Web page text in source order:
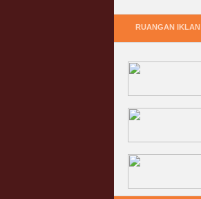
RUANGAN IKLAN